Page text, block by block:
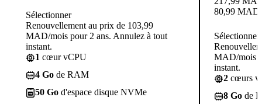
Sélectionner
Renouvellement au prix de 103,99
MAD/mois pour 2 ans. Annulez à tout
instant.
1 cœur vCPU
4 Go de RAM
50 Go d'espace disque NVMe
80,99 MAD
Sélectionner
MAD/mois
instant.
2 cœurs
8 Go de